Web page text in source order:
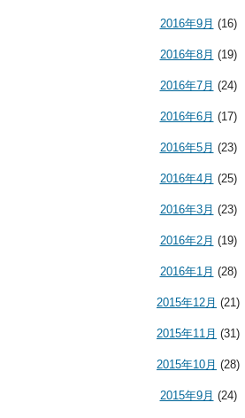
2016年9月 (16)
2016年8月 (19)
2016年7月 (24)
2016年6月 (17)
2016年5月 (23)
2016年4月 (25)
2016年3月 (23)
2016年2月 (19)
2016年1月 (28)
2015年12月 (21)
2015年11月 (31)
2015年10月 (28)
2015年9月 (24)